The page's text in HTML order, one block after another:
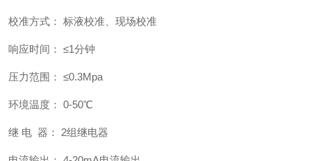
校准方式： 标液校准、现场校准
响应时间： ≤1分钟
压力范围： ≤0.3Mpa
环境温度： 0-50℃
继 电 器： 2组继电器